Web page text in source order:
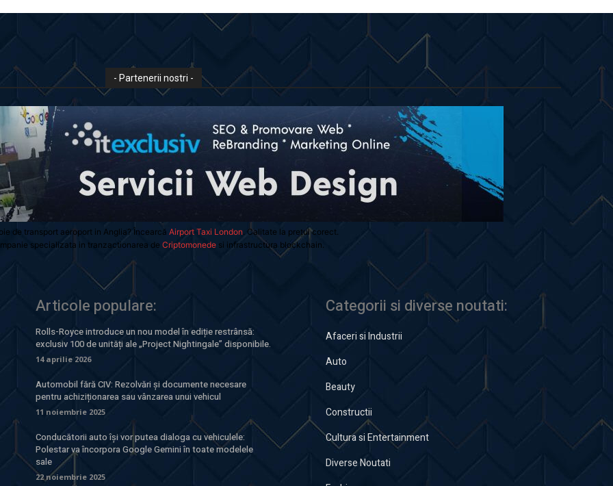
- Partenerii nostri -
de transport aeroport in Anglia? Încearcă Airport Taxi London. Calitate la prețul corect.
specializata in tranzactionarea de Criptomonedesi infrastructura blockchain.
Articole populare:
Rolls-Royce introduce un nou model în ediție restrânsă:
exclusiv 100 de unități ale „Project Nightingale” disponibile.
14 aprilie 2026
Automobil fără CIV: Rezolvări și documente necesare
pentru achiziționarea sau vânzarea unui vehicul
11 noiembrie 2025
Conducătorii auto își vor putea dialoga cu vehiculele:
Polestar va încorpora Google Gemini în toate modelele
sale
22 noiembrie 2025
Categorii si diverse noutati:
Afaceri si Industrii
Auto
Beauty
Constructii
Cultura si Entertainment
Diverse Noutati